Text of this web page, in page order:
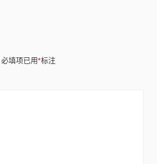
必填项已用*标注